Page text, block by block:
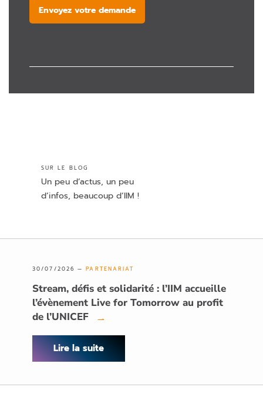
Envoyez votre demande
SUR LE BLOG
Un peu d’actus, un peu
d’infos, beaucoup d’IIM !
30/07/2026 —PARTENARIAT
Stream, défis et solidarité : l’IIM accueille
l’évènement Live for Tomorrow au profit
de l’UNICEF
→
Lire la suite